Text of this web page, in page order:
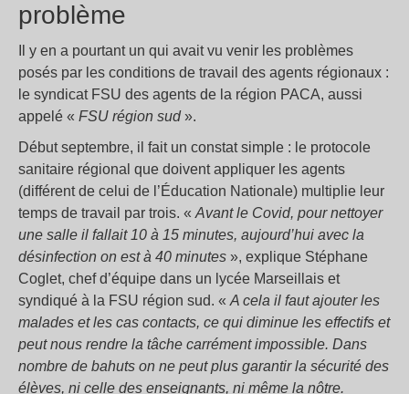
problème
Il y en a pourtant un qui avait vu venir les problèmes
posés par les conditions de travail des agents régionaux :
le syndicat FSU des agents de la région PACA, aussi
appelé « FSU région sud».
Début septembre, il fait un constat simple : le protocole
sanitaire régional que doivent appliquer les agents
(différent de celui de l’Éducation Nationale) multiplie leur
temps de travail par trois. « Avant le Covid, pour nettoyer
une salle il fallait 10 à 15 minutes, aujourd’hui avec la
désinfection on est à 40 minutes », explique Stéphane
Coglet, chef d’équipe dans un lycée Marseillais et
syndiqué à la FSU région sud. « A cela il faut ajouter les
malades et les cas contacts, ce qui diminue les effectifs et
peut nous rendre la tâche carrément impossible. Dans
nombre de bahuts on ne peut plus garantir la sécurité des
élèves, ni celle des enseignants, ni même la nôtre.